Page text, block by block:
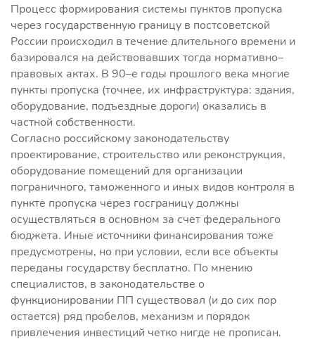
Процесс формирования системы пунктов пропуска
через государственную границу в постсоветской
России происходил в течение длительного времени и
базировался на действовавших тогда нормативно–
правовых актах. В 90–е годы прошлого века многие
пункты пропуска (точнее, их инфраструктура: здания,
оборудование, подъездные дороги) оказались в
частной собственности.
Согласно российскому законодательству
проектирование, строительство или реконструкция,
оборудование помещений для организации
пограничного, таможенного и иных видов контроля в
пункте пропуска через госграницу должны
осуществляться в основном за счет федерального
бюджета. Иные источники финансирования тоже
предусмотрены, но при условии, если все объекты
переданы государству бесплатно. По мнению
специалистов, в законодательстве о
функционировании ПП существовал (и до сих пор
остается) ряд пробелов, механизм и порядок
привлечения инвестиций четко нигде не прописан.